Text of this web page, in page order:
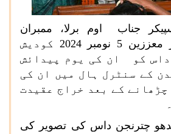
جناب اوم برلا، ممبران
پارلیمنٹ اور دیگر معززین 5 نومبر 2024 کودیش
داس کو ان کی یوم پیدائش
کے سنٹرل ہال میں ان کی
کے بعد خراج عقیدت
چترنجن داس کی تصویر کی